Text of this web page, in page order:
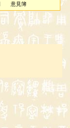
意見簿